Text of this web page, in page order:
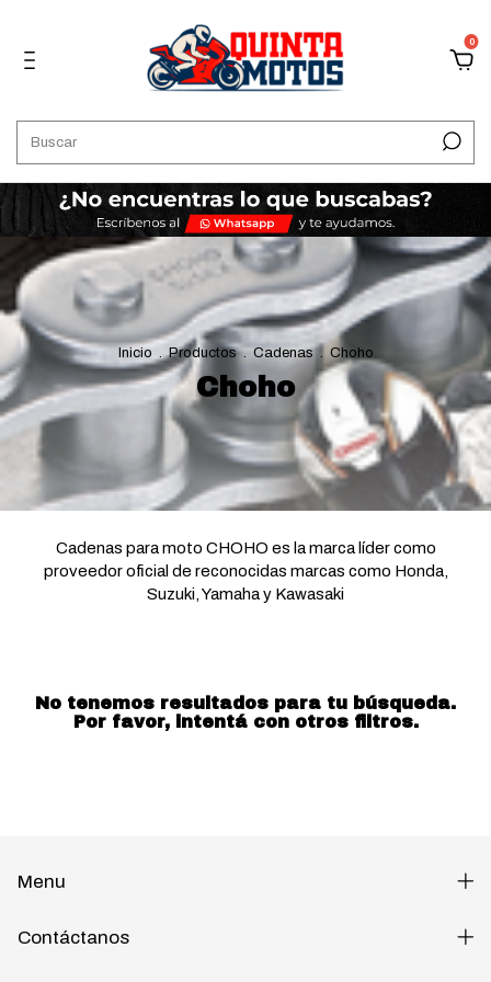
0
Inicio . Productos . Cadenas . Choho
Choho
Cadenas para moto CHOHO es la marca líder como
proveedor oficial de reconocidas marcas como Honda,
Suzuki, Yamaha y Kawasaki
No tenemos resultados para tu búsqueda.
Por favor, intentá con otros filtros.
Menu
Contáctanos